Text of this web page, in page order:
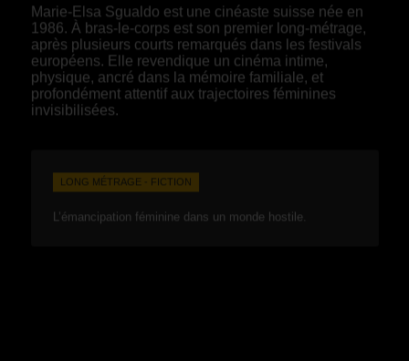
Marie-Elsa Sgualdo est une cinéaste suisse née en
1986. À bras-le-corps est son premier long-métrage,
après plusieurs courts remarqués dans les festivals
européens. Elle revendique un cinéma intime,
physique, ancré dans la mémoire familiale, et
profondément attentif aux trajectoires féminines
invisibilisées.
LONG MÉTRAGE - FICTION
L’émancipation féminine dans un monde hostile.